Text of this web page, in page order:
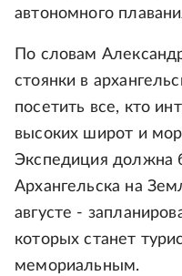
автономного
По словам
стоянки в
посетить все, кто
высоких широт и
Экспедиция должна
Архангельска на
августе -
которых станет
мемориальным.